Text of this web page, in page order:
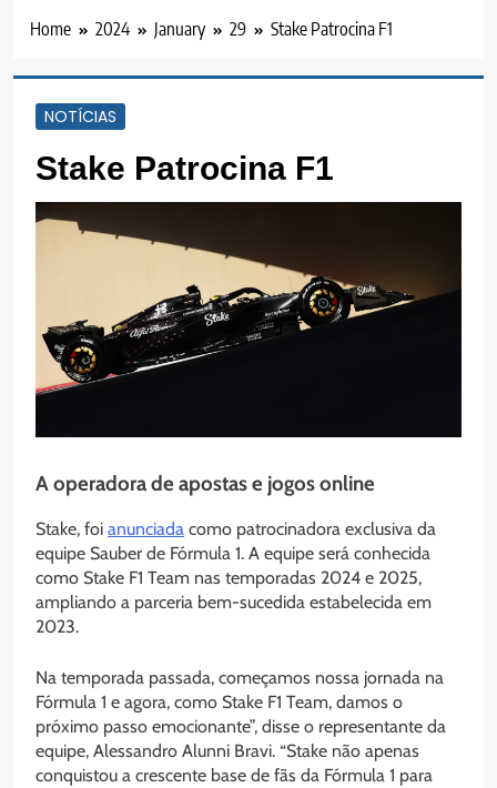
Home 2024 January 29 Stake Patrocina F1
NOTÍCIAS
Stake Patrocina F1
A operadora de apostas e jogos online
Stake, foi anunciada como patrocinadora exclusiva da
equipe Sauber de Fórmula 1. A equipe será conhecida
como Stake F1 Team nas temporadas 2024 e 2025,
ampliando a parceria bem-sucedida estabelecida em
2023.
Na temporada passada, começamos nossa jornada na
Fórmula 1 e agora, como Stake F1 Team, damos o
próximo passo emocionante”, disse o representante da
equipe, Alessandro Alunni Bravi. “Stake não apenas
conquistou a crescente base de fãs da Fórmula 1 para